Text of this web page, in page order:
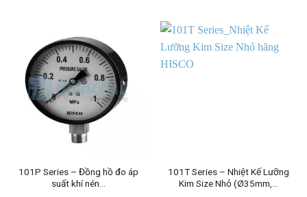
101P Series – Đồng hồ đo áp
suất khí nén…
101T Series – Nhiệt Kế Lưỡng
Kim Size Nhỏ (Ø35mm,…